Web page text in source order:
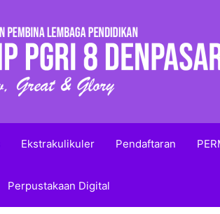
Ekstrakulikuler Pendaftaran
Perpustakaan Digital